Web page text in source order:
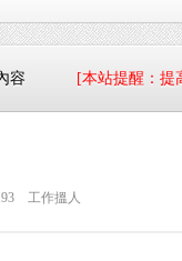
容 [本站提醒：提
工作搵人